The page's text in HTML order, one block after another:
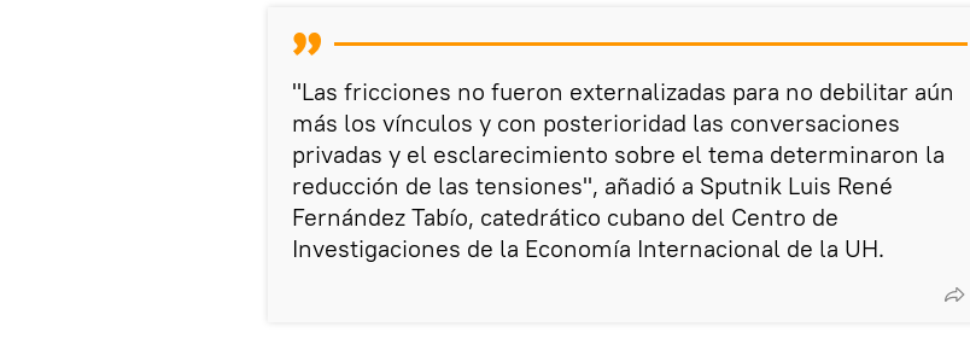
"Las fricciones no fueron externalizadas para no debilitar aún
más los vínculos y con posterioridad las conversaciones
privadas y el esclarecimiento sobre el tema determinaron la
reducción de las tensiones", añadió a Sputnik Luis René
Fernández Tabío, catedrático cubano del Centro de
Investigaciones de la Economía Internacional de la UH.